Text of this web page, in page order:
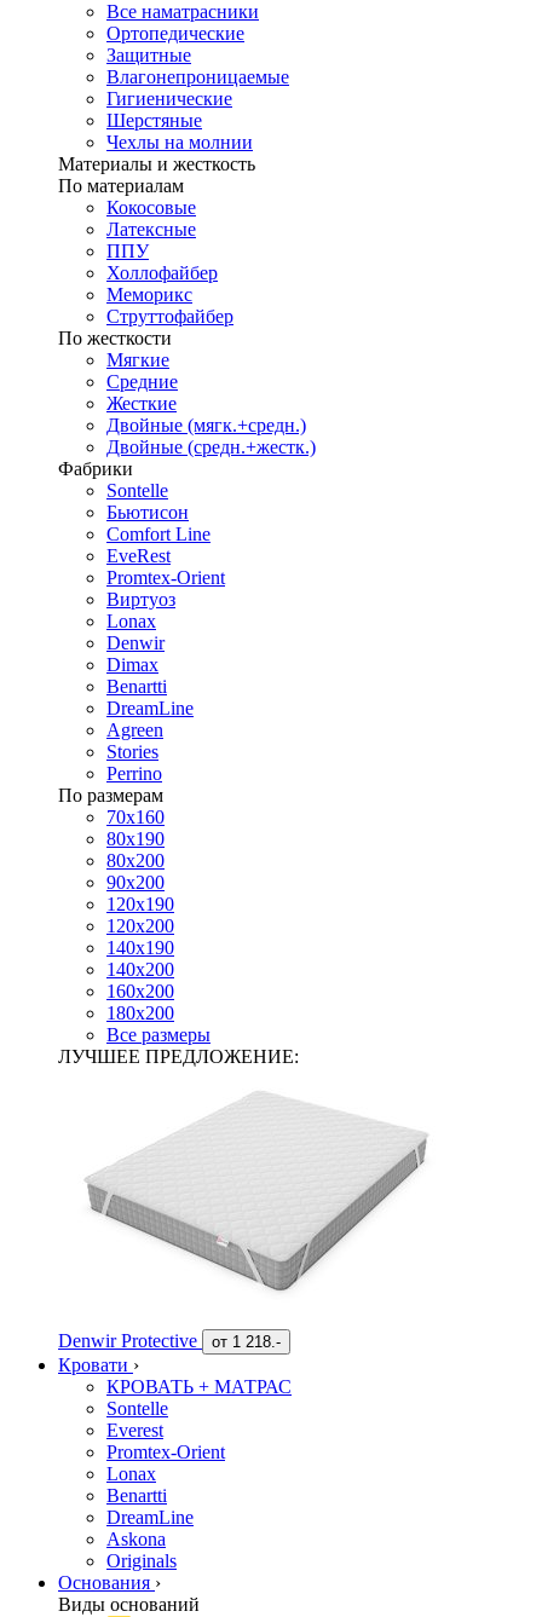
Все наматрасники
Ортопедические
Защитные
Влагонепроницаемые
Гигиенические
Шерстяные
Чехлы на молнии
Материалы и жесткость
По материалам
Кокосовые
Латексные
ППУ
Холлофайбер
Меморикс
Струттофайбер
По жесткости
Мягкие
Средние
Жесткие
Двойные (мягк.+средн.)
Двойные (средн.+жестк.)
Фабрики
Sontelle
Бьютисон
Comfort Line
EveRest
Promtex-Orient
Виртуоз
Lonax
Denwir
Dimax
Benartti
DreamLine
Agreen
Stories
Perrino
По размерам
70х160
80х190
80х200
90х200
120х190
120х200
140х190
140х200
160х200
180х200
Все размеры
ЛУЧШЕЕ ПРЕДЛОЖЕНИЕ:
Denwir Protective от 1 218.-
Кровати ›
КРОВАТЬ + МАТРАС
Sontelle
Everest
Promtex-Orient
Lonax
Benartti
DreamLine
Askona
Originals
Основания ›
Виды оснований